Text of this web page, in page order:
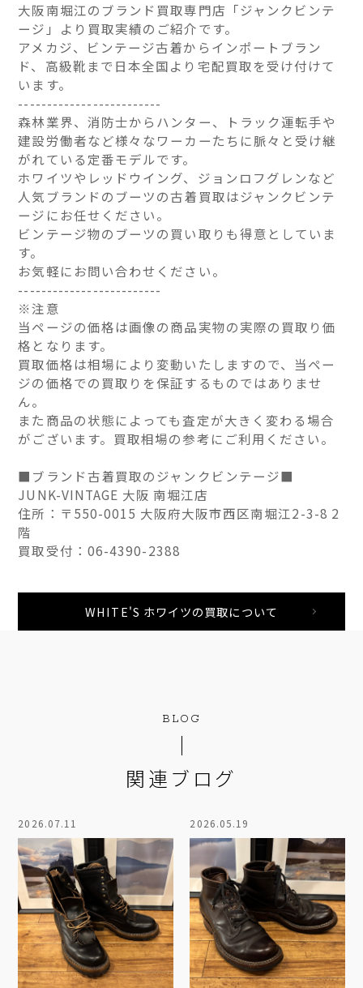
大阪南堀江のブランド買取専門店「ジャンクビンテ
ージ」より買取実績のご紹介です。
アメカジ、ビンテージ古着からインポートブラン
ド、高級靴まで日本全国より宅配買取を受け付けて
います。
-------------------------
森林業界、消防士からハンター、トラック運転手や
建設労働者など様々なワーカーたちに脈々と受け継
がれている定番モデルです。
ホワイツやレッドウイング、ジョンロフグレンなど
人気ブランドのブーツの古着買取はジャンクビンテ
ージにお任せください。
ビンテージ物のブーツの買い取りも得意としていま
す。
お気軽にお問い合わせください。
-------------------------
※注意
当ページの価格は画像の商品実物の実際の買取り価
格となります。
買取価格は相場により変動いたしますので、当ペー
ジの価格での買取りを保証するものではありませ
ん。
また商品の状態によっても査定が大きく変わる場合
がございます。買取相場の参考にご利用ください。
■ブランド古着買取のジャンクビンテージ■
JUNK-VINTAGE 大阪 南堀江店
住所：〒550-0015 大阪府大阪市西区南堀江2-3-8 2
階
買取受付：06-4390-2388
WHITE'S ホワイツの買取について
BLOG
関連ブログ
2026.07.11 2026.05.19